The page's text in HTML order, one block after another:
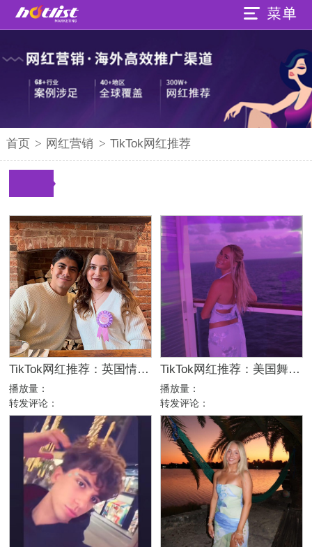
首页 > 网红营销 > TikTok网红推荐
TikTok网红推荐：英国情侣生活旅行博主，互动挑战达人合作
播放量：
转发评论：
TikTok网红推荐：美国舞蹈美女娱乐达人资源
播放量：
转发评论：